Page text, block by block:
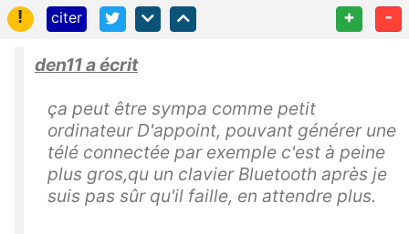
!
citer + -
den11 a écrit
ça peut être sympa comme petit
ordinateur D'appoint, pouvant générer une
télé connectée par exemple c'est à peine
plus gros,qu un clavier Bluetooth après je
suis pas sûr qu'il faille, en attendre plus.